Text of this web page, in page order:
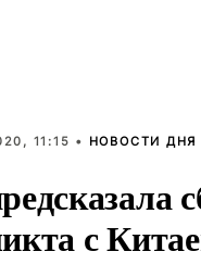
11:15 • НОВОСТИ ДНЯ
с